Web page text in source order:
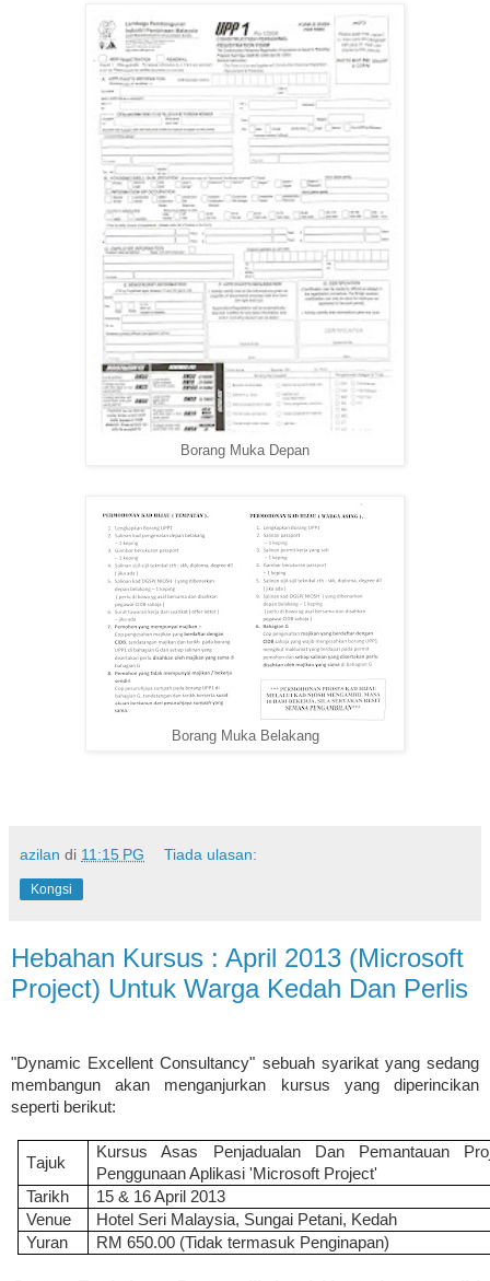
Borang Muka Depan
Borang Muka Belakang
azilan di 11:15 PG Tiada ulasan:
Kongsi
Hebahan Kursus : April 2013 (Microsoft
Project) Untuk Warga Kedah Dan Perlis
"Dynamic Excellent Consultancy" sebuah syarikat yang sedang
membangun akan menganjurkan kursus yang diperincikan
seperti berikut:
Tajuk
Kursus Asas Penjadualan Dan Pemantauan
Penggunaan Aplikasi 'Microsoft Project'
Tarikh
15 & 16 April 2013
Venue
Hotel Seri Malaysia, Sungai Petani, Kedah
Yuran
RM 650.00 (Tidak termasuk Penginapan)